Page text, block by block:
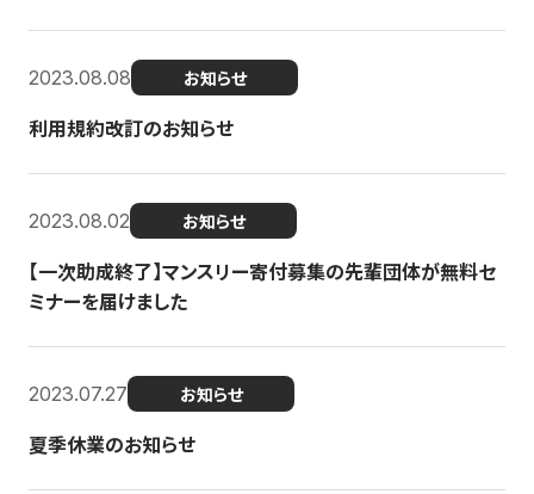
2023.08.08 お知らせ
利用規約改訂のお知らせ
2023.08.02 お知らせ
【一次助成終了】マンスリー寄付募集の先輩団体が無料セ
ミナーを届けました
2023.07.27 お知らせ
夏季休業のお知らせ